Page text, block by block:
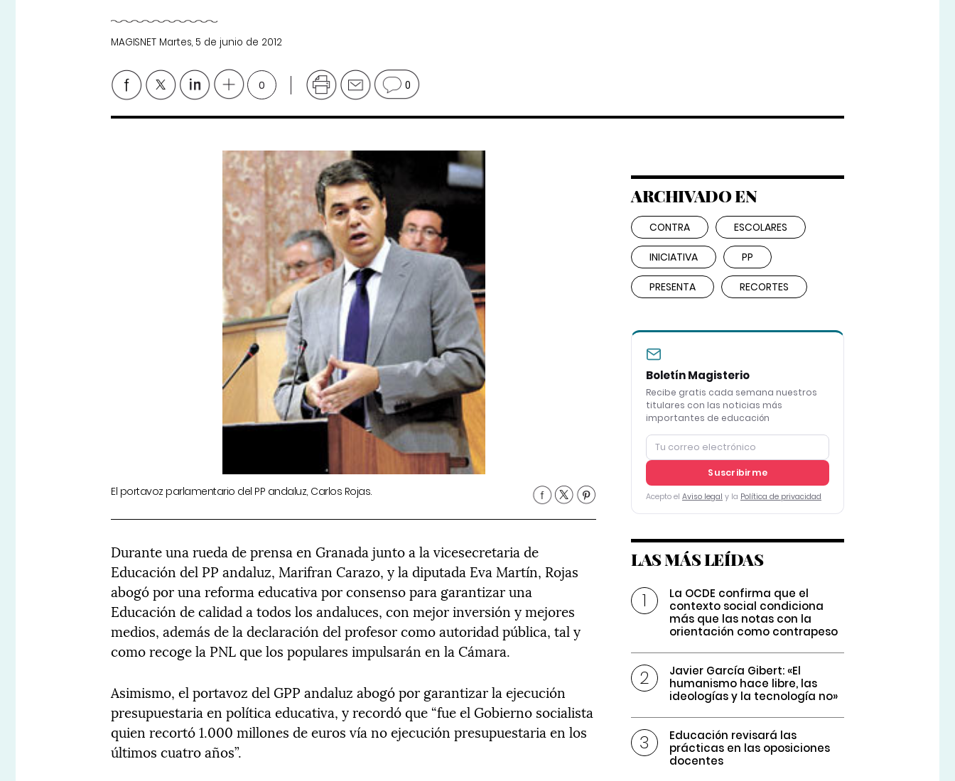
MAGISNET Martes, 5 de junio de 2012
0 0
El portavoz parlamentario del PP andaluz, Carlos Rojas.
Durante una rueda de prensa en Granada junto a la vicesecretaria de
Educación del PP andaluz, Marifran Carazo, y la diputada Eva Martín, Rojas
abogó por una reforma educativa por consenso para garantizar una
Educación de calidad a todos los andaluces, con mejor inversión y mejores
medios, además de la declaración del profesor como autoridad pública, tal y
como recoge la PNL que los populares impulsarán en la Cámara.
Asimismo, el portavoz del GPP andaluz abogó por garantizar la ejecución
presupuestaria en política educativa, y recordó que “fue el Gobierno socialista
quien recortó 1.000 millones de euros vía no ejecución presupuestaria en los
últimos cuatro años”.
ARCHIVADO EN
CONTRA ESCOLARES
INICIATIVA PP
PRESENTA RECORTES
Boletín Magisterio
Recibe gratis cada semana nuestros
titulares con las noticias más
importantes de educación
Suscribirme
Acepto el Aviso legal y la Política de privacidad
LAS MÁS LEÍDAS
La OCDE confirma que el
contexto social condiciona
más que las notas con la
orientación como contrapeso
Javier García Gibert: «El
humanismo hace libre, las
ideologías y la tecnología no»
Educación revisará las
prácticas en las oposiciones
docentes